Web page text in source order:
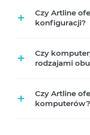
+
Czy Artline
konfiguracji?
+
Czy
rodzajami
+
Czy Artline
komputerów?